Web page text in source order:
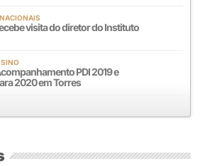
visita do diretor do Instituto
PDI 2019 e
2020 em Torres